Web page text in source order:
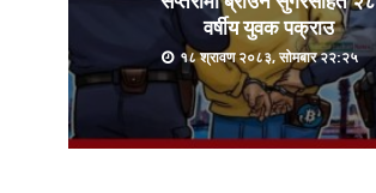
वर्षीय युवक पक्राउ
१८ श्रावण २०८३, सोमबार २२:२५